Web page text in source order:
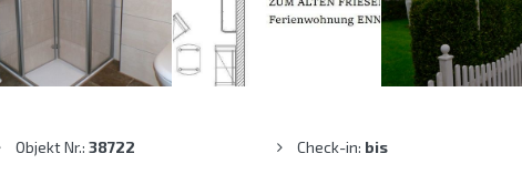
Objekt Nr.: 38722 Check-in: bis